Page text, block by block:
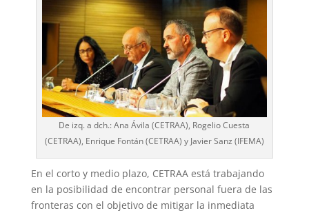
De izq. a dch.: Ana Ávila (CETRAA), Rogelio Cuesta
(CETRAA), Enrique Fontán (CETRAA) y Javier Sanz (IFEMA)
En el corto y medio plazo, CETRAA está trabajando
en la posibilidad de encontrar personal fuera de las
fronteras con el objetivo de mitigar la inmediata